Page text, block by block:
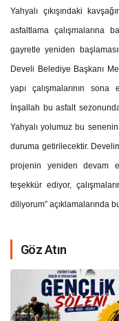
Yahyalı çıkışındaki
asfaltlama çalışmalarına
gayretle yeniden
Develi Belediye Başkanı
yapı çalışmalarının sona
İnşallah bu asfalt
Yahyalı yolumuz bu
duruma getirilecektir.
projenin yeniden devam
teşekkür ediyor,
diliyorum” açıklamalarında
Göz Atın